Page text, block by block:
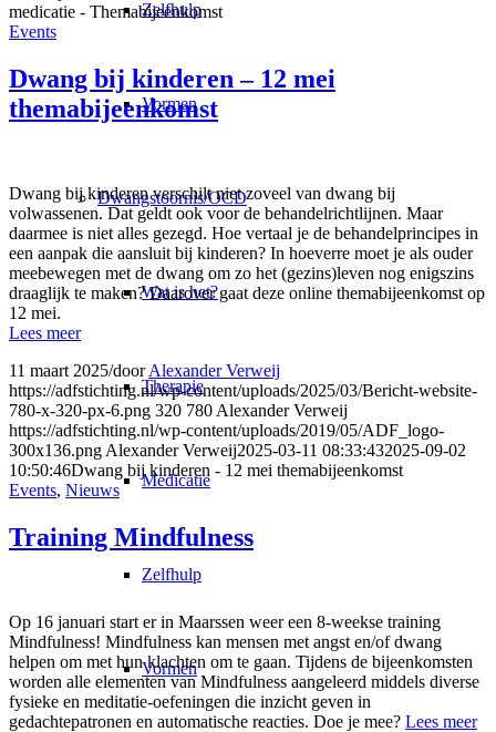
Zelfhulp
Vormen
Dwangstoornis/OCD
Wat is het?
Therapie
Medicatie
Zelfhulp
Vormen
medicatie - Themabijeenkomst
Events
Dwang bij kinderen – 12 mei
themabijeenkomst
Dwang bij kinderen verschilt niet zoveel van dwang bij
volwassenen. Dat geldt ook voor de behandelrichtlijnen. Maar
daarmee is niet alles gezegd. Hoe vertaal je de behandelprincipes in
een aanpak die aansluit bij kinderen? In hoeverre moet je als ouder
meebewegen met de dwang om zo het (gezins)leven nog enigszins
draaglijk te maken? Daarover gaat deze online themabijeenkomst op
12 mei.
Lees meer
11 maart 2025/doorAlexander Verweij
https://adfstichting.nl/wp-content/uploads/2025/03/Bericht-website-
780-x-320-px-6.png 320 780 Alexander Verweij
https://adfstichting.nl/wp-content/uploads/2019/05/ADF_logo-
300x136.png Alexander Verweij2025-03-11 08:33:432025-09-02
10:50:46Dwang bij kinderen - 12 mei themabijeenkomst
Events, Nieuws
Training Mindfulness
Op 16 januari start er in Maarssen weer een 8-weekse training
Mindfulness! Mindfulness kan mensen met angst en/of dwang
helpen om met hun klachten om te gaan. Tijdens de bijeenkomsten
worden alle elementen van Mindfulness aangeleerd middels diverse
fysieke en meditatie-oefeningen die inzicht geven in
gedachtepatronen en automatische reacties. Doe je mee? Lees meer